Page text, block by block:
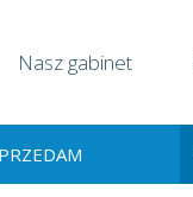
Nasz gabinet